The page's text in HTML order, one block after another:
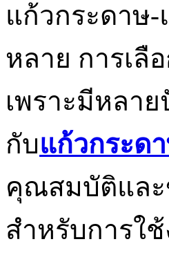
แก้วกระดาษ
หลาย การเลื
เพราะมีหลา
กับแก้วกระด
คุณสมบัติและ
สำหรับการใ